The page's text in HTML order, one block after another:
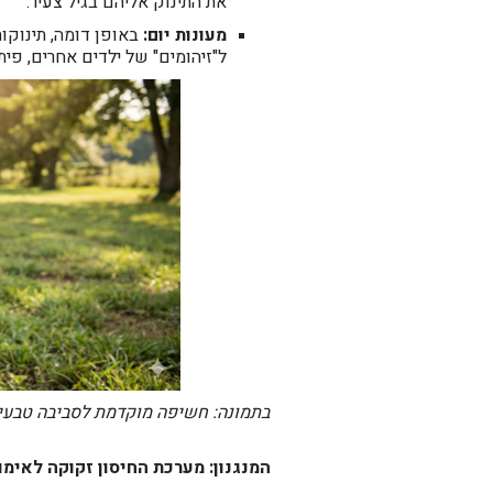
מעונות יום: באופן דומה,
ל"זיהומים" של ילדים אחרים,
בתמונה: חשיפה מוקדמת לסביבה
המנגנון: מערכת החיסון זקוקה